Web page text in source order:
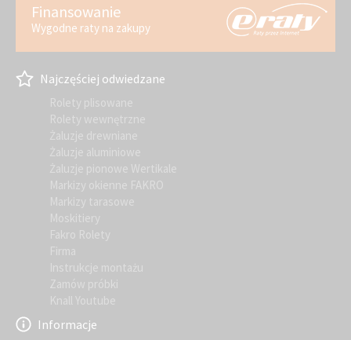
Finansowanie
Wygodne raty na zakupy
Najczęściej odwiedzane
Rolety plisowane
Rolety wewnętrzne
Żaluzje drewniane
Żaluzje aluminiowe
Żaluzje pionowe Wertikale
Markizy okienne FAKRO
Markizy tarasowe
Moskitiery
Fakro Rolety
Firma
Instrukcje montażu
Zamów próbki
Knall Youtube
Informacje